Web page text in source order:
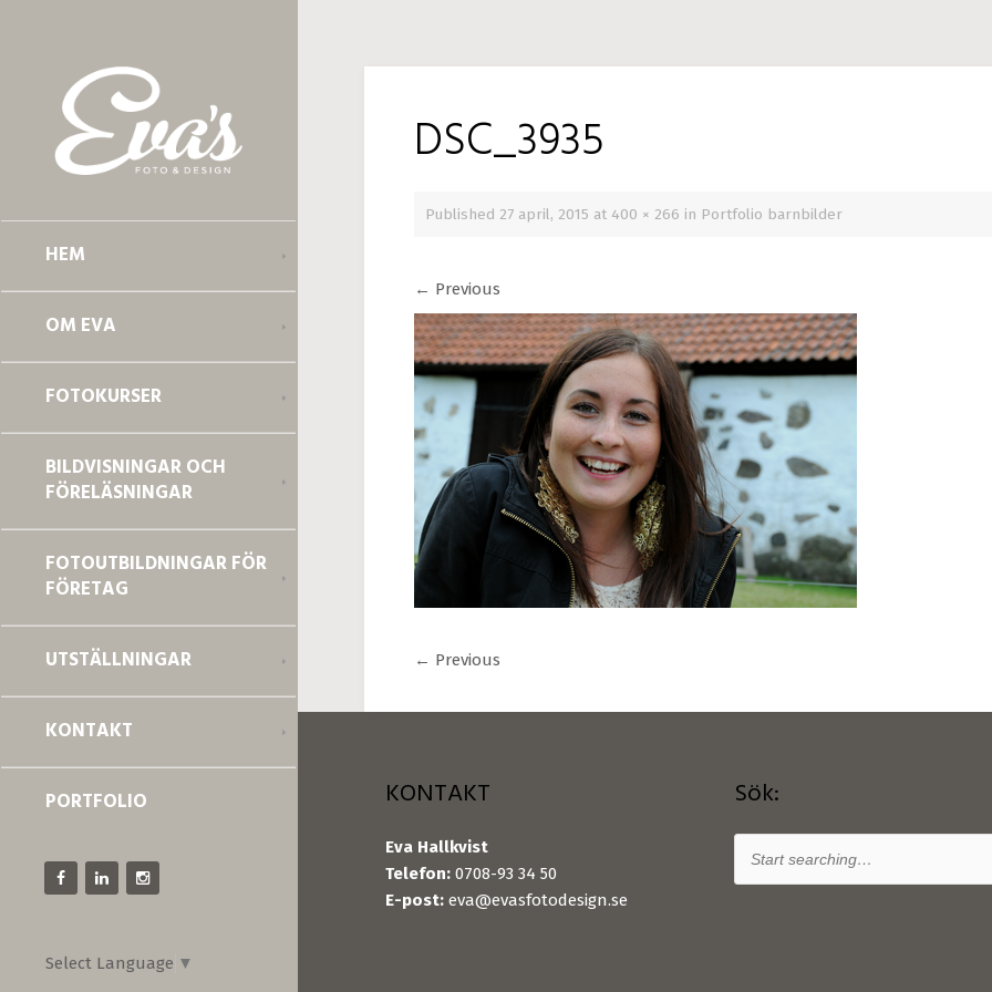
HEM
OM EVA
FOTOKURSER
BILDVISNINGAR OCH
FÖRELÄSNINGAR
FOTOUTBILDNINGAR FÖR
FÖRETAG
UTSTÄLLNINGAR
KONTAKT
PORTFOLIO
Select Language ▼
DSC_3935
Published 27 april, 2015 at 400 × 266 in Portfolio barnbilder
← Previous
← Previous
KONTAKT
Eva Hallkvist
Telefon: 0708-93 34 50
E-post:eva@evasfotodesign.se
Sök: